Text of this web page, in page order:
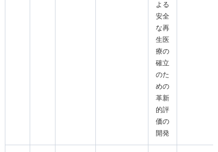
よる
安全
な再
生医
療の
確立
のた
めの
革新
的評
価の
開発